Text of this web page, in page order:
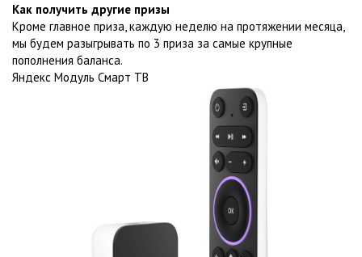
Как получить другие призы
Кроме главное приза, каждую неделю на протяжении месяца,
мы будем разыгрывать по 3 приза за самые крупные
пополнения баланса.
Яндекс Модуль Смарт ТВ